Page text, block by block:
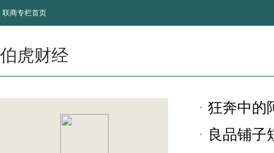
联商专栏首页
伯虎财经
狂奔中的
良品铺子